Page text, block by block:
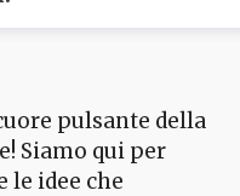
pulsante della
Siamo qui per
le idee che